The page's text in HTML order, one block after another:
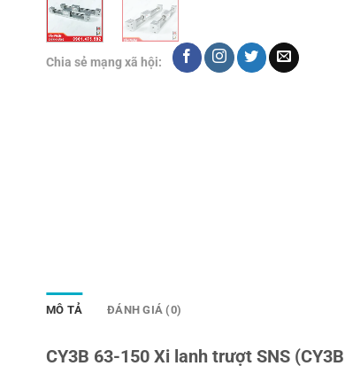
Chia sẻ mạng xã hội:
MÔ TẢ ĐÁNH GIÁ (0)
CY3B 63-150 Xi lanh trượt SNS